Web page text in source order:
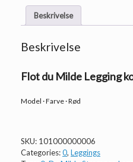
Beskrivelse
Beskrivelse
Flot du Milde Legging
Model · Farve · Rød
SKU: 101000000006
Categories:0, Leggings